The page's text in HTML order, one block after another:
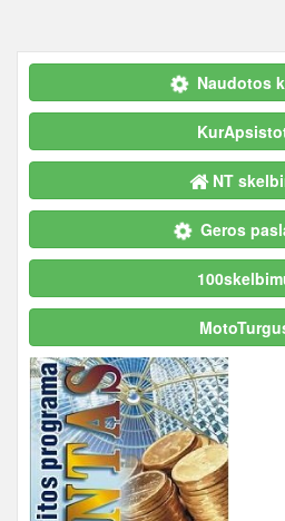
Naudotos
NT
Geros